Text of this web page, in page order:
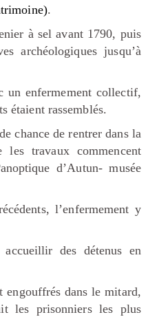
.
à sel avant 1790, puis
archéologiques jusqu’à
un enfermement collectif,
étaient rassemblés.
chance de rentrer dans la
les travaux commencent
d’Autun- musée
l’enfermement y
des détenus en
engouffrés dans le mitard,
les prisonniers les plus